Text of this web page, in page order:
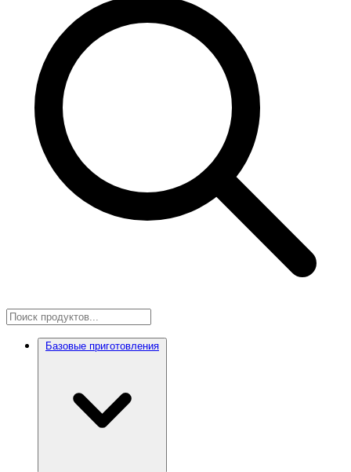
Базовые приготовления